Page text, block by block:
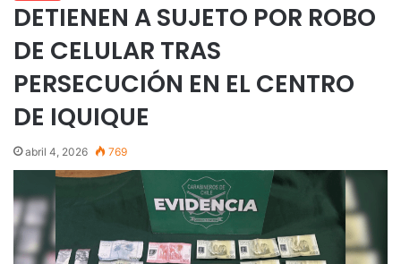
DETIENEN A SUJETO POR ROBO
DE CELULAR TRAS
PERSECUCIÓN EN EL CENTRO
DE IQUIQUE
abril 4, 2026 769